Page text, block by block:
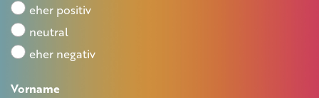
eher positiv
neutral
eher negativ
Vorname